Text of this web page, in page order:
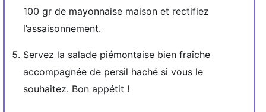
100 gr de mayonnaise maison et rectifiez
l’assaisonnement.
Servez la salade piémontaise bien fraîche
accompagnée de persil haché si vous le
souhaitez. Bon appétit !